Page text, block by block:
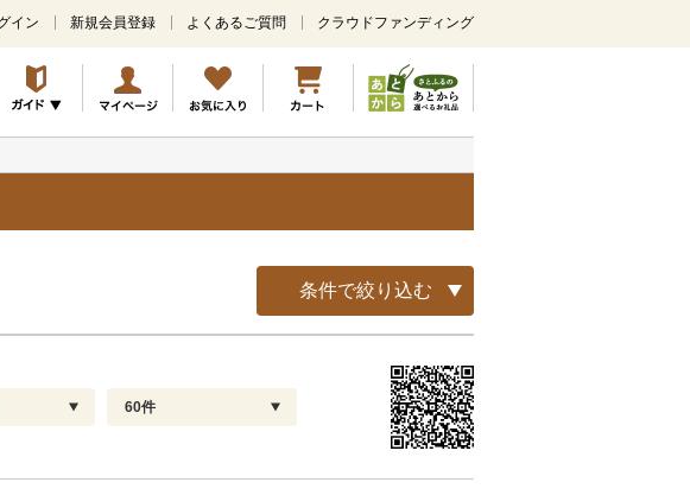
メ
ン
コ
ン
イン 新規会員登録 よくあるご質問 クラウドファンディング
条件で絞り込む
解除 配送指定 解除
60件